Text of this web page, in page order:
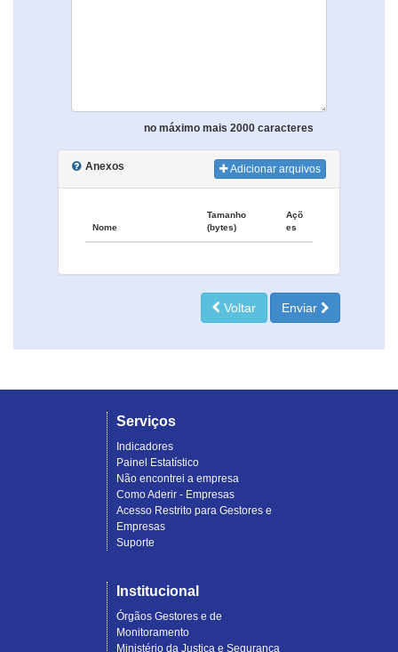
no máximo mais 2000 caracteres
Anexos Adicionar arquivos
Nome
Tamanho
(bytes)
Açõ
es
Voltar Enviar
Serviços
Indicadores
Painel Estatístico
Não encontrei a empresa
Como Aderir - Empresas
Acesso Restrito para Gestores e
Empresas
Suporte
Institucional
Órgãos Gestores e de
Monitoramento
Ministério da Justiça e Segurança